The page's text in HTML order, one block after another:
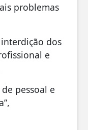
problemas
dos
e
pessoal e